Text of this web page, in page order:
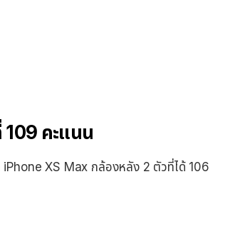
109 คะแนน
iPhone XS Max กล้องหลัง 2 ตัวที่ได้ 106